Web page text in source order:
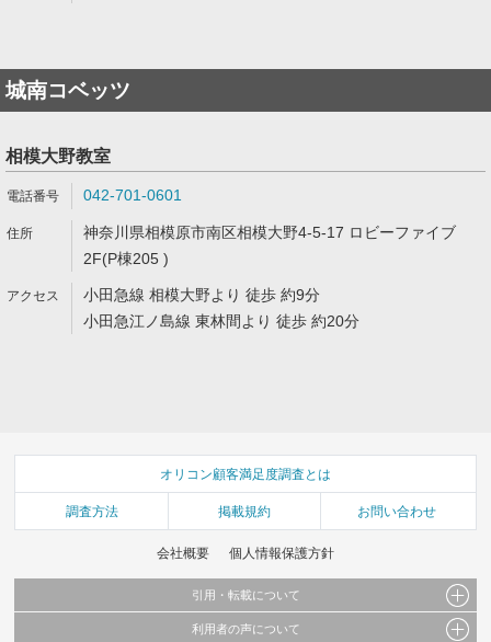
城南コベッツ
相模大野教室
042-701-0601
神奈川県相模原市南区相模大野4-5-17 ロビーファイブ
2F(P棟205 )
小田急線 相模大野より 徒歩 約9分
小田急江ノ島線 東林間より 徒歩 約20分
オリコン顧客満足度調査とは
調査方法 掲載規約 お問い合わせ
会社概要 個人情報保護方針
引用・転載について
当サイトで公開されている情報（文字、写真、イラスト、画像データ等）及びこれらの配
利用者の声について